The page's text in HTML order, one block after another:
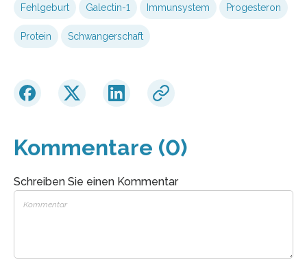
Fehlgeburt Galectin-1 Immunsystem Progesteron
Protein Schwangerschaft
Kommentare (0)
Schreiben Sie einen Kommentar